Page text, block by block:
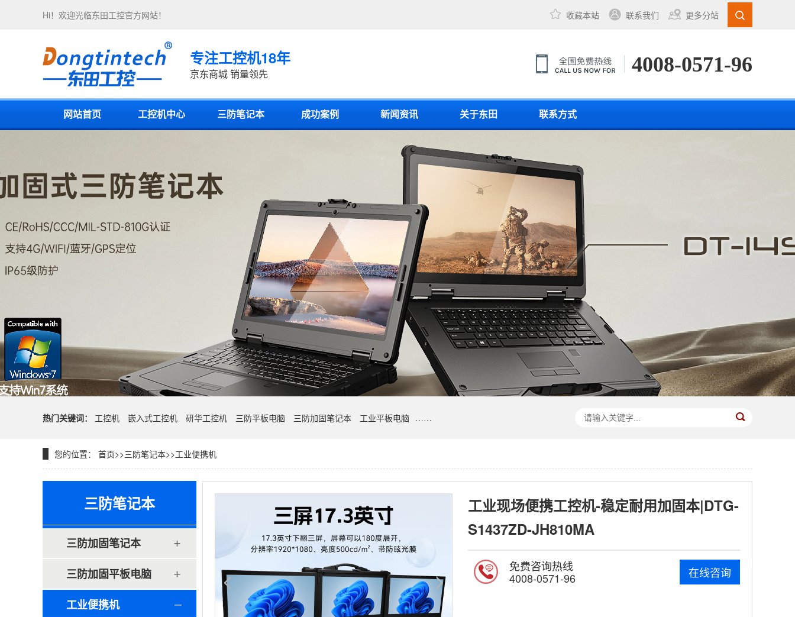
收藏本站 联系我们 更多分站
Hi！欢迎光临东田工控官方网站！
专注工控机18年
京东商城 销量领先 4008-0571-96
网站首页 工控机中心 三防笔记本 成功案例 新闻资讯 关于东田 联系方式
热门关键词： 工控机 嵌入式工控机 研华工控机 三防平板电脑 三防加固笔记本 工业平板电脑 ……
您的位置： 首页>>三防笔记本>>工业便携机
三防笔记本
三防加固笔记本
三防加固平板电脑
工业便携机
工业现场便携工控机-稳定耐用加固本|DTG-
S1437ZD-JH810MA
在线咨询
免费咨询热线
4008-0571-96